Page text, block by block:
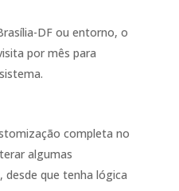
DF ou entorno, o
por mês para
completa no
algumas
desde que tenha lógica